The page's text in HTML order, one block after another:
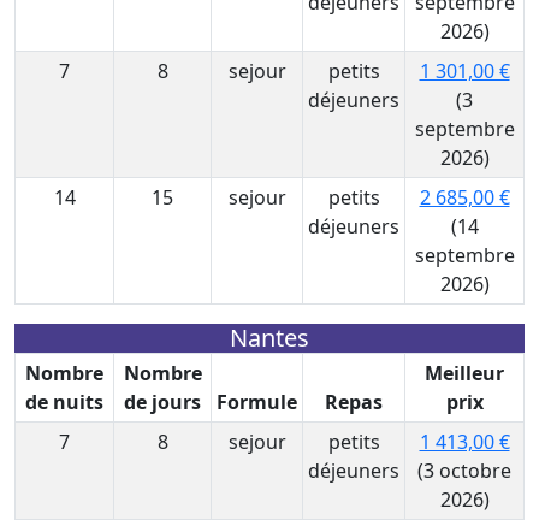
2026)
7
8 sejour
petits
déjeuners
1 301,00 €
(3
septembre
2026)
14
15 sejour
petits
déjeuners
2 685,00 €
(14
septembre
2026)
Nantes
Nombre
de nuits
Nombre
de jours
Formule Repas
Meilleur
prix
7
8 sejour
petits
déjeuners
1 413,00 €
(3 octobre
2026)